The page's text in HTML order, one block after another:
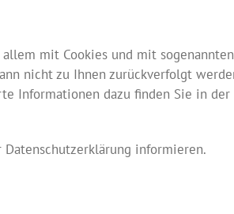
mit Cookies und mit sogenannten
nicht zu Ihnen zurückverfolgt
Informationen dazu finden Sie in der
informieren.